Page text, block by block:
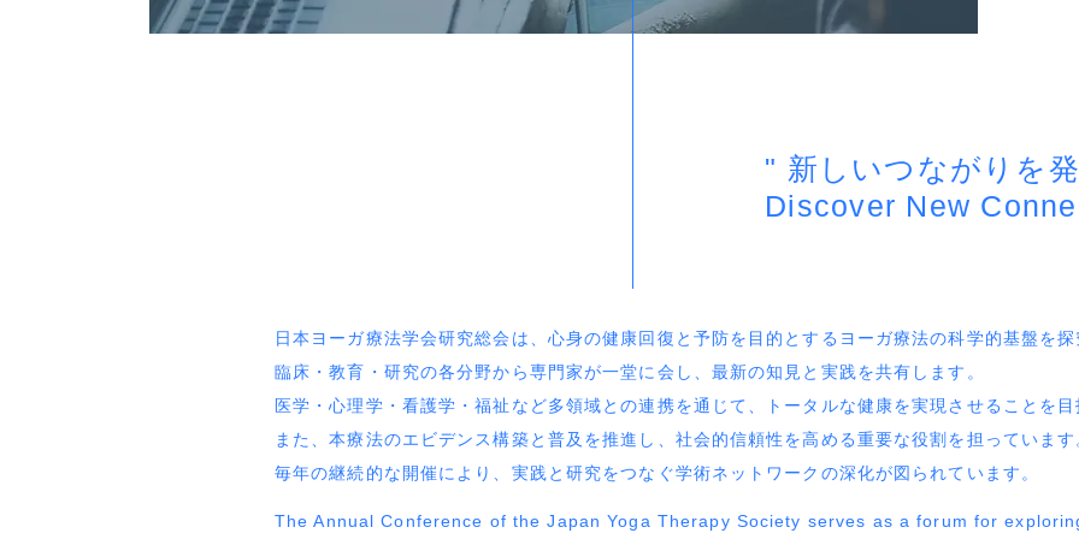
" 新しいつながりを
Discover New
日本ヨーガ療法学会研究総会は、心身の健康回復と予防を目的とするヨーガ療法の科学的基盤を
臨床・教育・研究の各分野から専門家が一堂に会し、最新の知見と実践を共有します。
医学・心理学・看護学・福祉など多領域との連携を通じて、トータルな健康を実現させることを
また、本療法のエビデンス構築と普及を推進し、社会的信頼性を高める重要な役割を担っています
毎年の継続的な開催により、実践と研究をつなぐ学術ネットワークの深化が図られています。
The Annual Conference of the Japan Yoga Therapy Society serves as a forum for